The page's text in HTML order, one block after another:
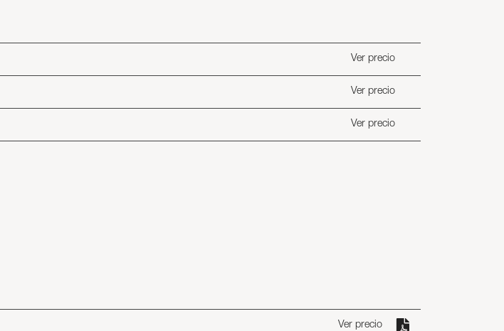
Ver precio
Ver precio
Ver precio
Ver precio